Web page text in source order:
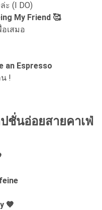
ะ (I DO)
My Friend 🥰
เสมอ
an Espresso
!
ชั่นอ่อยสายคาเฟ่
🤎